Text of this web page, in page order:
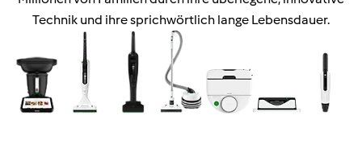
Technik und ihre sprichwörtlich lange Lebensdauer.